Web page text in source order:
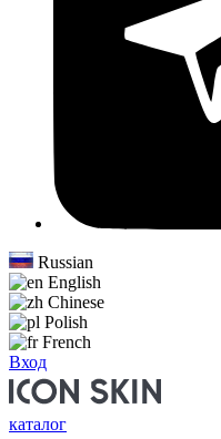
Russian
English
Chinese
Polish
French
Вход
каталог